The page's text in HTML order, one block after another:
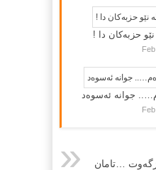
حزبەکان دا !
جوانە ئەسوەد
…تامان